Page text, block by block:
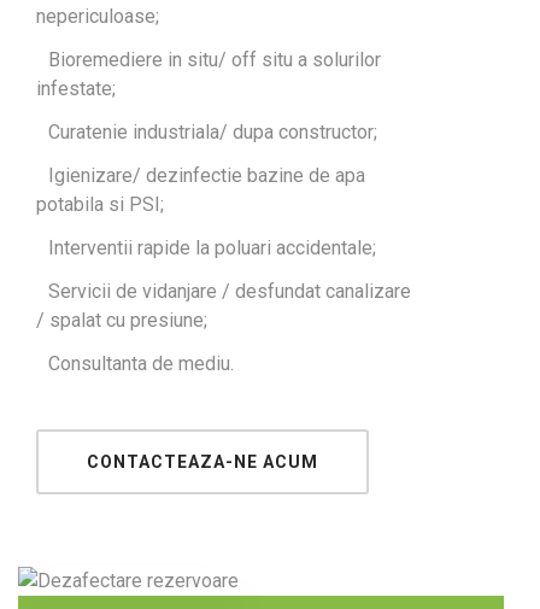
nepericuloase;
Bioremediere in situ/ off situ a solurilor
infestate;
Curatenie industriala/ dupa constructor;
Igienizare/ dezinfectie bazine de apa
potabila si PSI;
Interventii rapide la poluari accidentale;
Servicii de vidanjare / desfundat canalizare
/ spalat cu presiune;
Consultanta de mediu.
CONTACTEAZA-NE ACUM